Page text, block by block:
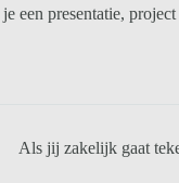
presentatie,
Als jij zakelijk gaat